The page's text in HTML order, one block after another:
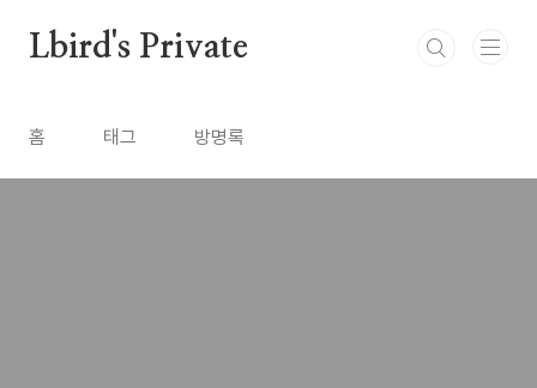
Lbird's Private
홈 태그 방명록